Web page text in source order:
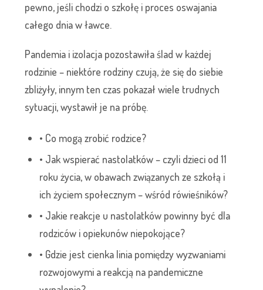
pewno, jeśli chodzi o szkołę i proces oswajania
całego dnia w ławce.
Pandemia i izolacja pozostawiła ślad w każdej
rodzinie – niektóre rodziny czują, że się do siebie
zbliżyły, innym ten czas pokazał wiele trudnych
sytuacji, wystawił je na próbę.
• Co mogą zrobić rodzice?
• Jak wspierać nastolatków – czyli dzieci od 11
roku życia, w obawach związanych ze szkołą i
ich życiem społecznym – wśród rówieśników?
• Jakie reakcje u nastolatków powinny być dla
rodziców i opiekunów niepokojące?
• Gdzie jest cienka linia pomiędzy wyzwaniami
rozwojowymi a reakcją na pandemiczne